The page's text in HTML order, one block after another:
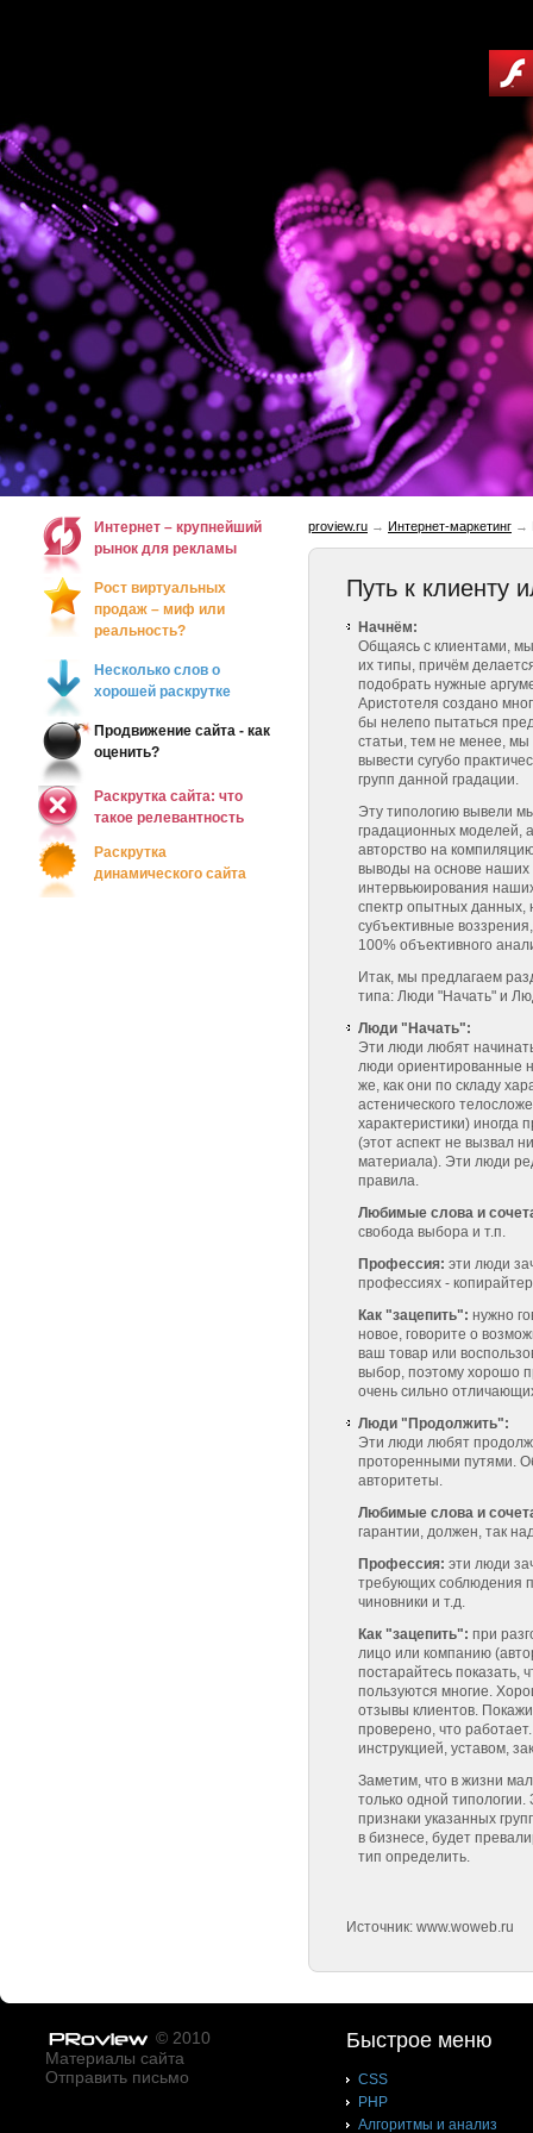
Интернет – крупнейший
рынок для рекламы
Рост виртуальных
продаж – миф или
реальность?
Несколько слов о
хорошей раскрутке
Продвижение сайта - как
оценить?
Раскрутка сайта: что
такое релевантность
Раскрутка
динамического сайта
proview.ru → Интернет-маркетинг →
Путь к клиенту
Начнём:
Общаясь с клиентами,
их типы, причём
подобрать нужные
Аристотеля создано
бы нелепо пытаться
статьи, тем не менее,
вывести сугубо
групп данной градации.
Эту типологию вывели
градационных моделей,
авторство на
выводы на основе наших
интервьюирования
спектр опытных
субъективные
100% объективного
Итак, мы предлагаем
типа: Люди "Начать" и
Люди "Начать":
Эти люди любят
люди ориентированные
же, как они по складу
астенического
характеристики)
(этот аспект не вызвал
материала). Эти люди
правила.
Любимые слова и
свобода выбора и т.п.
Профессия: эти люди
профессиях -
Как "зацепить": нужно
новое, говорите о
ваш товар или
выбор, поэтому хорошо
очень сильно
Люди "Продолжить":
Эти люди любят
проторенными путями.
авторитеты.
Любимые слова и
гарантии, должен, так
Профессия: эти люди
требующих соблюдения
чиновники и т.д.
Как "зацепить": при
лицо или компанию
постарайтесь показать,
пользуются многие.
отзывы клиентов.
проверено, что
инструкцией, уставом,
Заметим, что в жизни
только одной
признаки указанных
в бизнесе, будет
тип определить.
Источник: www.woweb.ru
© 2010
Материалы сайта
Отправить письмо
Быстрое меню
CSS
PHP
Алгоритмы и анализ